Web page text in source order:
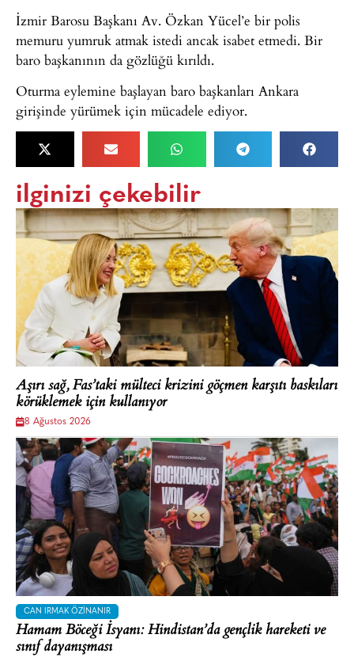
İzmir Barosu Başkanı Av. Özkan Yücel’e bir polis
memuru yumruk atmak istedi ancak isabet etmedi. Bir
baro başkanının da gözlüğü kırıldı.
Oturma eylemine başlayan baro başkanları Ankara
girişinde yürümek için mücadele ediyor.
ilginizi çekebilir
Aşırı sağ, Fas’taki mülteci krizini göçmen karşıtı baskıları
körüklemek için kullanıyor
8 Ağustos 2026
CAN IRMAK ÖZINANIR
Hamam Böceği İsyanı: Hindistan’da gençlik hareketi ve
sınıf dayanışması